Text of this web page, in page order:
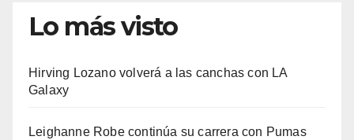
Lo más visto
Hirving Lozano volverá a las canchas con LA
Galaxy
Leighanne Robe continúa su carrera con Pumas